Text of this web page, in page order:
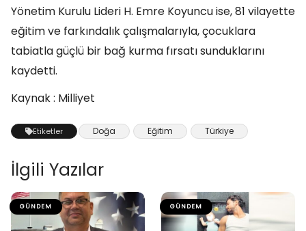
Yönetim Kurulu Lideri H. Emre Koyuncu ise, 81 vilayette
eğitim ve farkındalık çalışmalarıyla, çocuklara
tabiatla güçlü bir bağ kurma fırsatı sunduklarını
kaydetti.
Kaynak : Milliyet
Etiketler Doğa Eğitim Türkiye
İlgili Yazılar
GÜNDEM GÜNDEM